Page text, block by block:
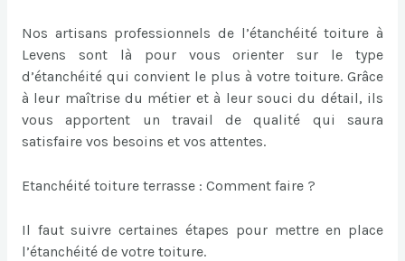
Nos artisans professionnels de l’étanchéité toiture à
Levens sont là pour vous orienter sur le type
d’étanchéité qui convient le plus à votre toiture. Grâce
à leur maîtrise du métier et à leur souci du détail, ils
vous apportent un travail de qualité qui saura
satisfaire vos besoins et vos attentes.
Etanchéité toiture terrasse : Comment faire ?
Il faut suivre certaines étapes pour mettre en place
l’étanchéité de votre toiture.